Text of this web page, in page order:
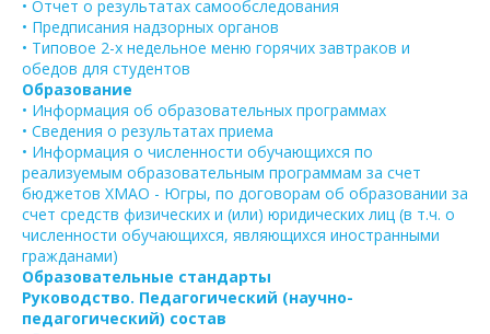
• Отчет о результатах самообследования
• Предписания надзорных органов
• Типовое 2-х недельное меню горячих завтраков и
обедов для студентов
Образование
• Информация об образовательных программах
• Сведения о результатах приема
• Информация о численности обучающихся по
реализуемым образовательным программам за счет
бюджетов ХМАО - Югры, по договорам об образовании за
счет средств физических и (или) юридических лиц (в т.ч. о
численности обучающихся, являющихся иностранными
гражданами)
Образовательные стандарты
Руководство. Педагогический (научно-
педагогический) состав